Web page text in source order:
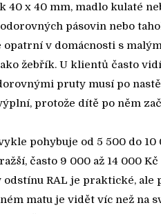
40 x 40 mm, madlo kulaté
pásovin nebo
v domácnosti s
žebřík. U klientů často
pruty musí po
protože dítě po něm
pohybuje od 5 500 do 10
často 9 000 až 14 000 Kč
RAL je praktické, ale
matu je vidět víc než na